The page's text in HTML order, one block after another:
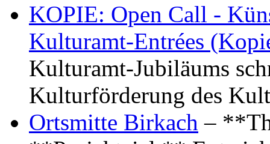
KOPIE: Open Call -
Kulturamt-Entrées
Kulturamt-Jubiläums
Kulturförderung des
Ortsmitte Birkach –